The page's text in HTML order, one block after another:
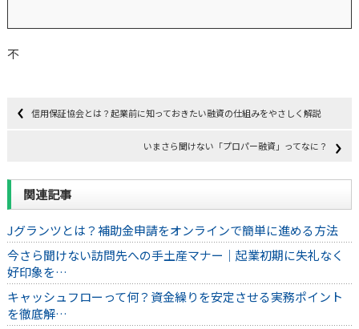
不
信用保証協会とは？起業前に知っておきたい融資の仕組みをやさしく解説
いまさら聞けない「プロパー融資」ってなに？
関連記事
Jグランツとは？補助金申請をオンラインで簡単に進める方法
今さら聞けない訪問先への手土産マナー｜起業初期に失礼なく
好印象を…
キャッシュフローって何？資金繰りを安定させる実務ポイント
を徹底解…